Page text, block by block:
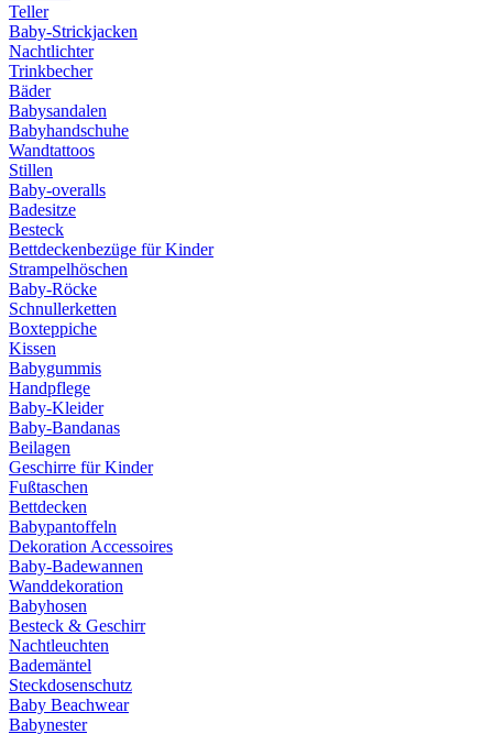
Teller
Baby-Strickjacken
Nachtlichter
Trinkbecher
Bäder
Babysandalen
Babyhandschuhe
Wandtattoos
Stillen
Baby-overalls
Badesitze
Besteck
Bettdeckenbezüge für Kinder
Strampelhöschen
Baby-Röcke
Schnullerketten
Boxteppiche
Kissen
Babygummis
Handpflege
Baby-Kleider
Baby-Bandanas
Beilagen
Geschirre für Kinder
Fußtaschen
Bettdecken
Babypantoffeln
Dekoration Accessoires
Baby-Badewannen
Wanddekoration
Babyhosen
Besteck & Geschirr
Nachtleuchten
Bademäntel
Steckdosenschutz
Baby Beachwear
Babynester